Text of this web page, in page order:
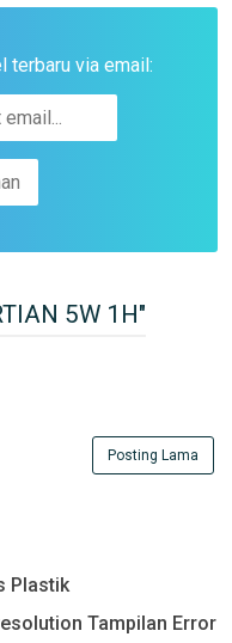
terbaru via email:
5W 1H"
Posting Lama
Plastik
Tampilan Error